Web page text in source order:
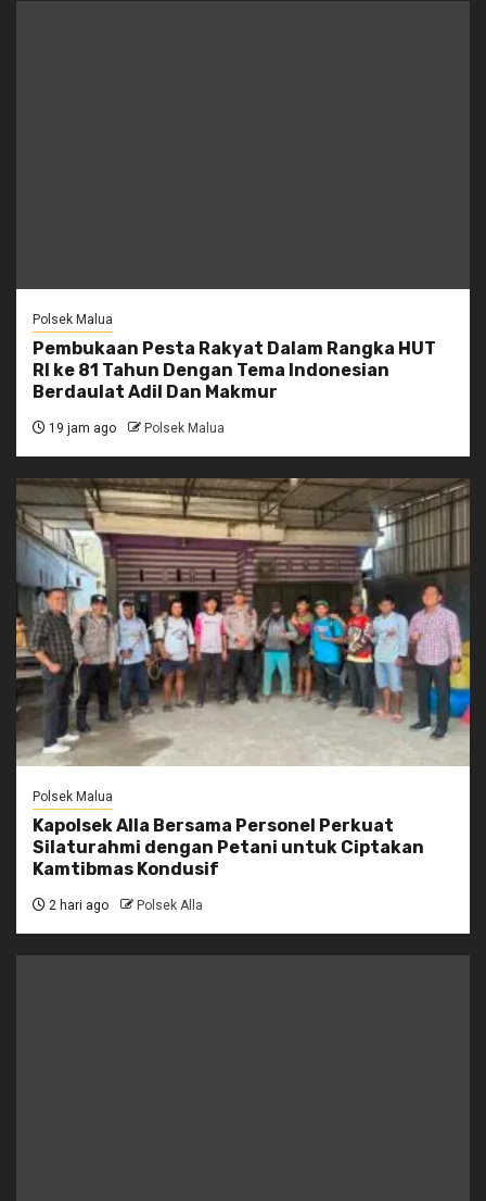
Polsek Malua
Pembukaan Pesta Rakyat Dalam Rangka HUT
RI ke 81 Tahun Dengan Tema Indonesian
Berdaulat Adil Dan Makmur
19 jam ago Polsek Malua
Polsek Malua
Kapolsek Alla Bersama Personel Perkuat
Silaturahmi dengan Petani untuk Ciptakan
Kamtibmas Kondusif
2 hari ago Polsek Alla